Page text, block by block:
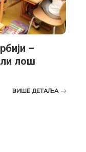
–
лош
ВИШЕ ДЕТАЉА